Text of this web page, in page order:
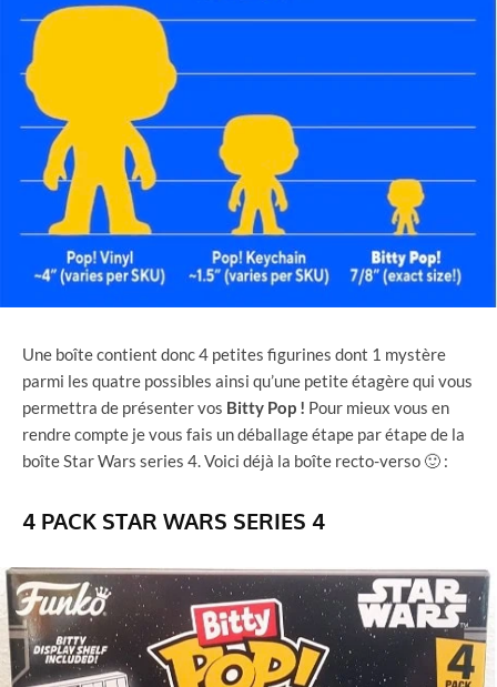
Une boîte contient donc 4 petites figurines dont 1 mystère
parmi les quatre possibles ainsi qu’une petite étagère qui vous
permettra de présenter vos Bitty Pop ! Pour mieux vous en
rendre compte je vous fais un déballage étape par étape de la
boîte Star Wars series 4. Voici déjà la boîte recto-verso 🙂 :
4 PACK STAR WARS SERIES 4